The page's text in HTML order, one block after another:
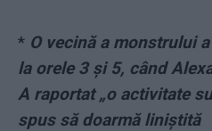
* O vecină a monstrului
la orele 3 și 5, când
A raportat „o activitate
spus să doarmă liniștită